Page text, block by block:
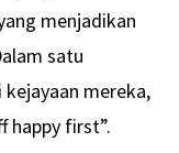
menjadikan
satu
mereka,
happy first”.